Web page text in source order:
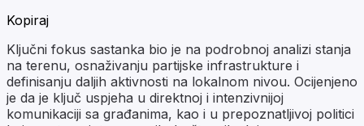
Kopiraj
Ključni fokus sastanka bio je na podrobnoj analizi stanja
na terenu, osnaživanju partijske infrastrukture i
definisanju daljih aktivnosti na lokalnom nivou. Ocijenjeno
je da je ključ uspjeha u direktnoj i intenzivnijoj
komunikaciji sa građanima, kao i u prepoznatljivoj politici